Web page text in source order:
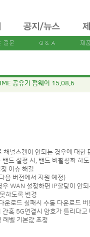
공유기 펌웨어 15.08.6
널스캔이 안되는 경우에 대한
드 설정 시, 밴드 비활성화 하
이슈 해결
음 버전에서 지원 예정)
WAN 설정하면 IP할당이 안
하도록 변경
운로드 실패시 수동 다운로드 버
혹 5G연결시 암호가 틀리다고
벨 기본값 조정